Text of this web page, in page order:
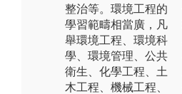
整治等。環境工程的
學習範疇相當廣，凡
舉環境工程、環境科
學、環境管理、公共
衛生、化學工程、土
木工程、機械工程、